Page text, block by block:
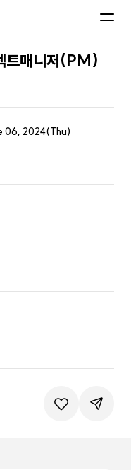
트매니저(PM)
06, 2024(Thu)
관심공고등록
공유하